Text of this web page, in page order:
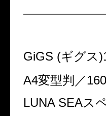
GiGS (ギグス
A4変型判／
LUNA SEAス